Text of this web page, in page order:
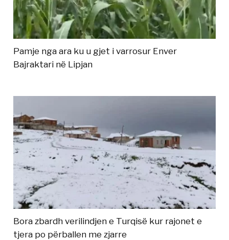
Pamje nga ara ku u gjet i varrosur Enver
Bajraktari në Lipjan
Bora zbardh verilindjen e Turqisë kur rajonet e
tjera po përballen me zjarre